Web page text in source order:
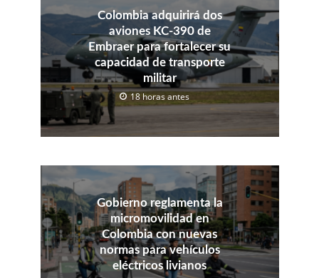
Colombia adquirirá dos
aviones KC-390 de
Embraer para fortalecer su
capacidad de transporte
militar
18 horas antes
Gobierno reglamenta la
micromovilidad en
Colombia con nuevas
normas para vehículos
eléctricos livianos